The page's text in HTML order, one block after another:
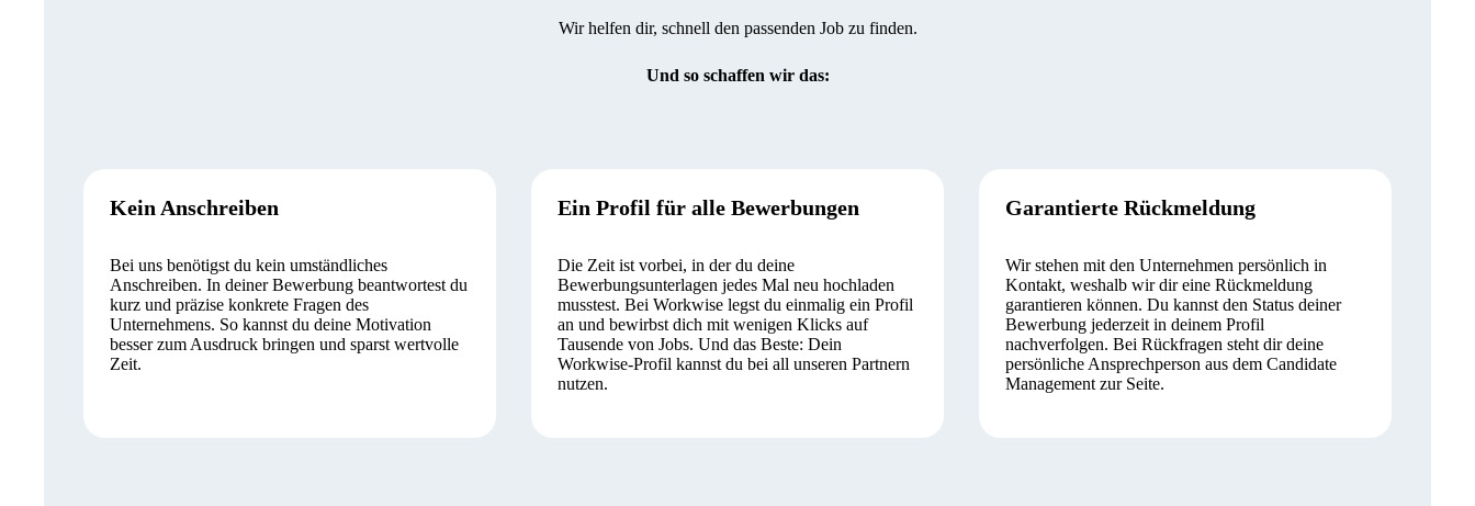
Wir helfen dir, schnell den passenden Job zu finden.
Und so schaffen wir das:
Kein Anschreiben
Bei uns benötigst du kein umständliches
Anschreiben. In deiner Bewerbung beantwortest du
kurz und präzise konkrete Fragen des
Unternehmens. So kannst du deine Motivation
besser zum Ausdruck bringen und sparst wertvolle
Zeit.
Ein Profil für alle Bewerbungen
Die Zeit ist vorbei, in der du deine
Bewerbungsunterlagen jedes Mal neu hochladen
musstest. Bei Workwise legst du einmalig ein Profil
an und bewirbst dich mit wenigen Klicks auf
Tausende von Jobs. Und das Beste: Dein
Workwise-Profil kannst du bei all unseren Partnern
nutzen.
Garantierte Rückmeldung
Wir stehen mit den Unternehmen persönlich in
Kontakt, weshalb wir dir eine Rückmeldung
garantieren können. Du kannst den Status deiner
Bewerbung jederzeit in deinem Profil
nachverfolgen. Bei Rückfragen steht dir deine
persönliche Ansprechperson aus dem Candidate
Management zur Seite.